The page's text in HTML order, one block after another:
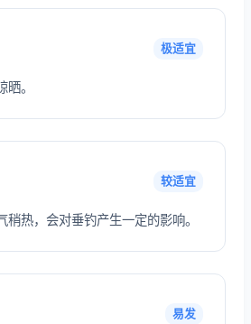
极适宜
。
较适宜
稍热，会对垂钓产生一定的影响。
易发